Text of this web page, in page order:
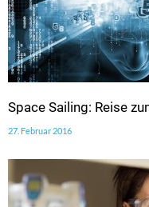
Space Sailing: Reise
27. Februar 2016